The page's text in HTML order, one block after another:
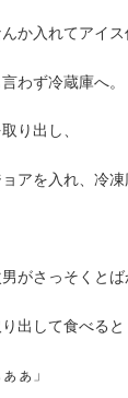
か入れてアイ
わず冷蔵庫へ。
り出し、
アを入れ、冷凍
がさっそくとば
出して食べると
ぁ」